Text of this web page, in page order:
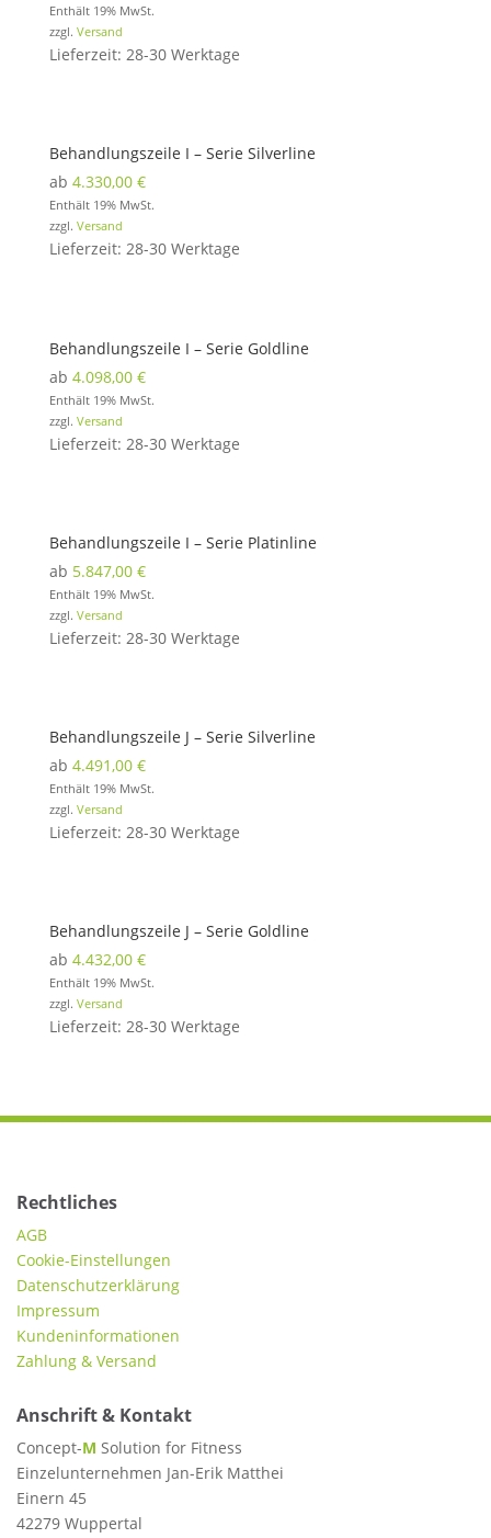
Enthält 19% MwSt.
zzgl. Versand
Lieferzeit: 28-30 Werktage
Behandlungszeile I – Serie Silverline
ab 4.330,00 €
Enthält 19% MwSt.
zzgl. Versand
Lieferzeit: 28-30 Werktage
Behandlungszeile I – Serie Goldline
ab 4.098,00 €
Enthält 19% MwSt.
zzgl. Versand
Lieferzeit: 28-30 Werktage
Behandlungszeile I – Serie Platinline
ab 5.847,00 €
Enthält 19% MwSt.
zzgl. Versand
Lieferzeit: 28-30 Werktage
Behandlungszeile J – Serie Silverline
ab 4.491,00 €
Enthält 19% MwSt.
zzgl. Versand
Lieferzeit: 28-30 Werktage
Behandlungszeile J – Serie Goldline
ab 4.432,00 €
Enthält 19% MwSt.
zzgl. Versand
Lieferzeit: 28-30 Werktage
Rechtliches
AGB
Cookie-Einstellungen
Datenschutzerklärung
Impressum
Kundeninformationen
Zahlung & Versand
Anschrift & Kontakt
Concept-M Solution for Fitness
Einzelunternehmen Jan-Erik Matthei
Einern 45
42279 Wuppertal